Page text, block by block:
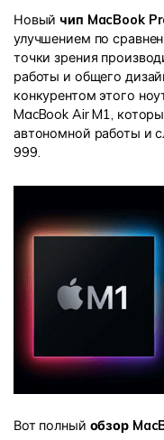
Новый чип MacBook
улучшением по
точки зрения
работы и общего
конкурентом этого
MacBook Air M1,
автономной работы и
999.
Вот полный обзор